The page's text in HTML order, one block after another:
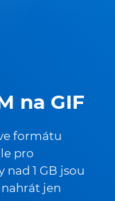
na GIF
formátu
pro
nad 1 GB jsou
jen